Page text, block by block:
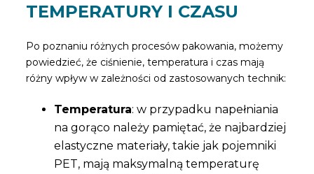
TEMPERATURY I CZASU
Po poznaniu różnych procesów pakowania, możemy
powiedzieć, że ciśnienie, temperatura i czas mają
różny wpływ w zależności od zastosowanych technik:
Temperatura: w przypadku napełniania
na gorąco należy pamiętać, że najbardziej
elastyczne materiały, takie jak pojemniki
PET, mają maksymalną temperaturę